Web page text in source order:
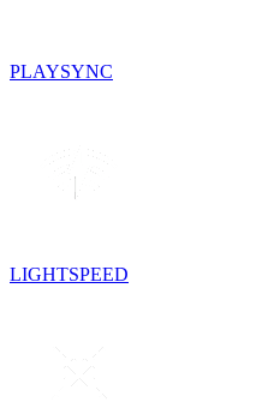
PLAYSYNC
LIGHTSPEED